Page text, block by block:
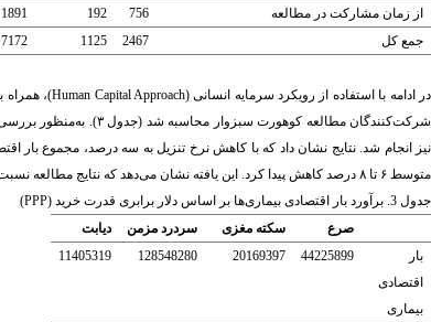
از زمان مشارکت در مطالعه
756
192
1891
جمع کل
2467
1125
7172
در ادامه با استفاده از رویکرد سرمایه انسانی(Human Capital Approach)
شرکت‌کنندگان مطالعه کوهورت سبزوار محاسبه شد (جدول ۳)
متوسط ۶ تا ۸ درصد کاهش پیدا کرد. این یافته نشان می‌دهد که نتایج مطالعه نسبت به تغییرات نرخ تنزیل تا حدی حساس است(جدول 4).
جدول 3. برآورد بار اقتصادی بیماری‌ها بر اساس دلار برابری قدرت خرید (
PPP
)
صرع
سکته مغزی سردرد مزمن
دیابت
بار
اقتصادی
بیماری
44225899
20169397
128548280
11405319